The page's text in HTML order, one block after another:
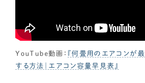
YouTube動画： 『何畳用のエアコンが
する方法｜エアコン容量早見表』